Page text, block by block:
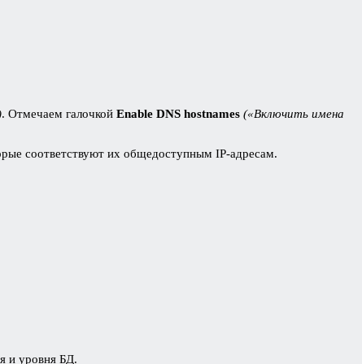
. Отмечаем галочкой Enable DNS hostnames («Включить имена
соответствуют их общедоступным IP-адресам.
и уровня БД.